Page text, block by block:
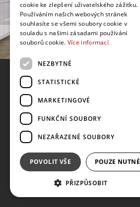
cookie ke zlepšení uživatelského zážitku.
Používáním našich webových stránek
souhlasíte se všemi soubory cookie v
souladu s našimi zásadami používání
souborů cookie. Více informací
NEZBYTNÉ
STATISTICKÉ
MARKETINGOVÉ
FUNKČNÍ SOUBORY
NEZAŘAZENÉ SOUBORY
POVOLIT VŠE POUZE NUTNÉ
PŘIZPŮSOBIT